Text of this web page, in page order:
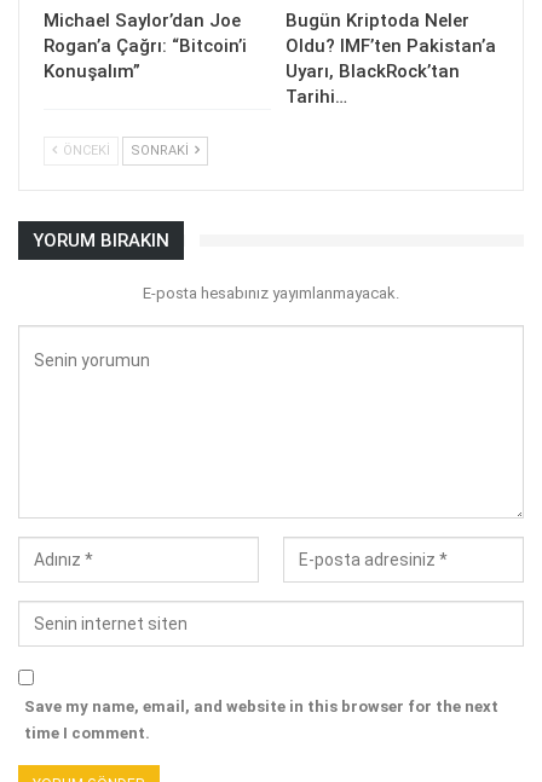
Michael Saylor’dan Joe
Rogan’a Çağrı: “Bitcoin’i
Konuşalım”
Bugün Kriptoda Neler
Oldu? IMF’ten Pakistan’a
Uyarı, BlackRock’tan
Tarihi…
ÖNCEKI SONRAKI
YORUM BIRAKIN
E-posta hesabınız yayımlanmayacak.
Save my name, email, and website in this browser for the next
time I comment.